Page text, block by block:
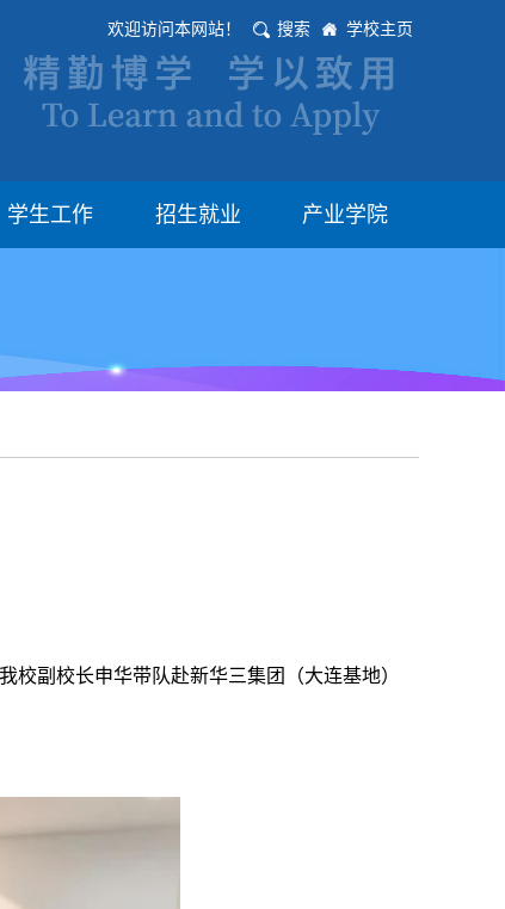
欢迎访问本网站！ 搜索 学校主页
学生工作 招生就业 产业学院
副校长申华带队赴新华三集团（大连基地）